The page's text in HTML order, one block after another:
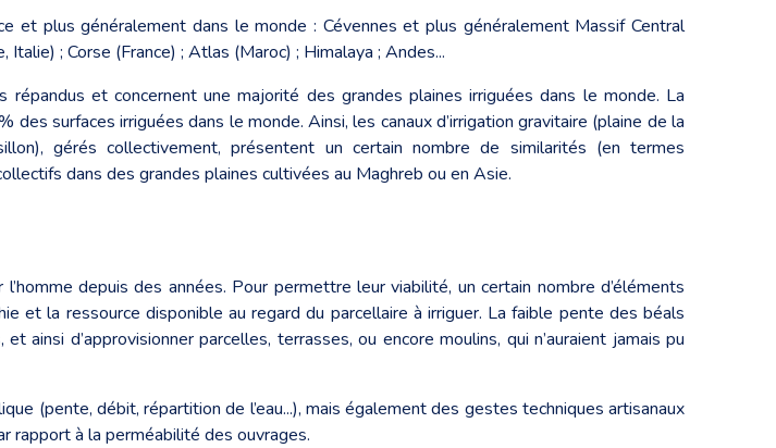
et plus généralement dans le monde : Cévennes et plus généralement Massif Central
; Corse (France) ; Atlas (Maroc) ; Himalaya ; Andes...
et concernent une majorité des grandes plaines irriguées dans le monde. La
surfaces irriguées dans le monde. Ainsi, les canaux d’irrigation gravitaire (plaine de la
gérés collectivement, présentent un certain nombre de similarités (en termes
dans des grandes plaines cultivées au Maghreb ou en Asie.
depuis des années. Pour permettre leur viabilité, un certain nombre d’éléments
et la ressource disponible au regard du parcellaire à irriguer. La faible pente des béals
ainsi d’approvisionner parcelles, terrasses, ou encore moulins, qui n’auraient jamais pu
(pente, débit, répartition de l’eau...), mais également des gestes techniques artisanaux
rapport à la perméabilité des ouvrages.